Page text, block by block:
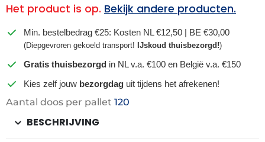
Het product is op. Bekijk andere producten.
Min. bestelbedrag €25: Kosten NL €12,50 | BE €30,00
(Diepgevroren gekoeld transport! IJskoud thuisbezorgd!)
Gratis thuisbezorgd in NL v.a. €100 en België v.a. €150
Kies zelf jouw bezorgdag uit tijdens het afrekenen!
Aantal doos per pallet 120
BESCHRIJVING